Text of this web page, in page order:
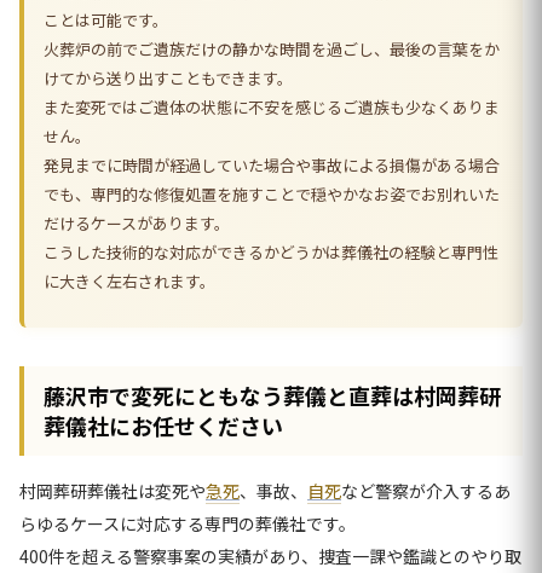
ことは可能です。
火葬炉の前でご遺族だけの静かな時間を過ごし、最後の言葉をか
けてから送り出すこともできます。
また変死ではご遺体の状態に不安を感じるご遺族も少なくありま
せん。
発見までに時間が経過していた場合や事故による損傷がある場合
でも、専門的な修復処置を施すことで穏やかなお姿でお別れいた
だけるケースがあります。
こうした技術的な対応ができるかどうかは葬儀社の経験と専門性
に大きく左右されます。
藤沢市で変死にともなう葬儀と直葬は村岡葬研
葬儀社にお任せください
村岡葬研葬儀社は変死や急死、事故、 自死など警察が介入するあ
らゆるケースに対応する専門の葬儀社です。
400件を超える警察事案の実績があり、捜査一課や鑑識とのやり取